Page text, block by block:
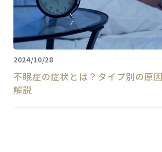
2024/10/28
不眠症の症状とは？タイプ別の原
解説